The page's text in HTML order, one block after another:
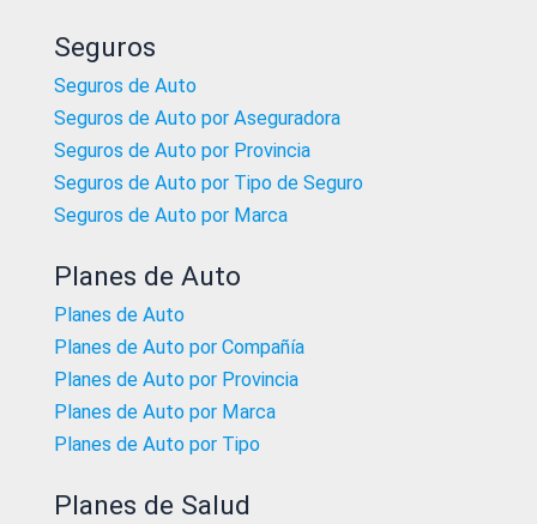
Seguros
Seguros de Auto
Seguros de Auto por Aseguradora
Seguros de Auto por Provincia
Seguros de Auto por Tipo de Seguro
Seguros de Auto por Marca
Planes de Auto
Planes de Auto
Planes de Auto por Compañía
Planes de Auto por Provincia
Planes de Auto por Marca
Planes de Auto por Tipo
Planes de Salud